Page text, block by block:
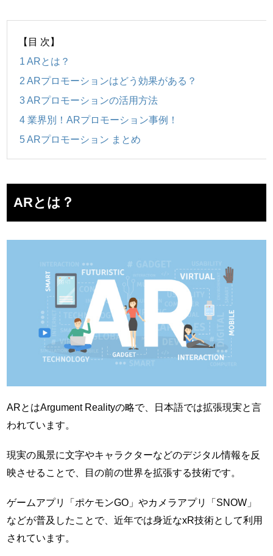
【目 次】
1 ARとは？
2 ARプロモーションはどう効果がある？
3ARプロモーションの活用方法
4 業界別！ARプロモーション事例！
5ARプロモーション まとめ
ARとは？
ARとはArgument Realityの略で、日本語では拡張現実と言
われています。
現実の風景に文字やキャラクターなどのデジタル情報を反
映させることで、目の前の世界を拡張する技術です。
ゲームアプリ「ポケモンGO」やカメラアプリ「SNOW」
などが普及したことで、近年では身近なxR技術として利用
されています。